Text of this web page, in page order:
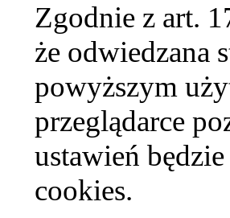
Zgodnie z art.
że odwiedzana
powyższym
przeglądarce
ustawień
cookies.